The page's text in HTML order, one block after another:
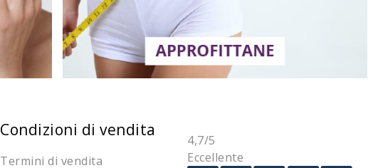
Condizioni di vendita
Termini di vendita
4,7/5
Eccellente